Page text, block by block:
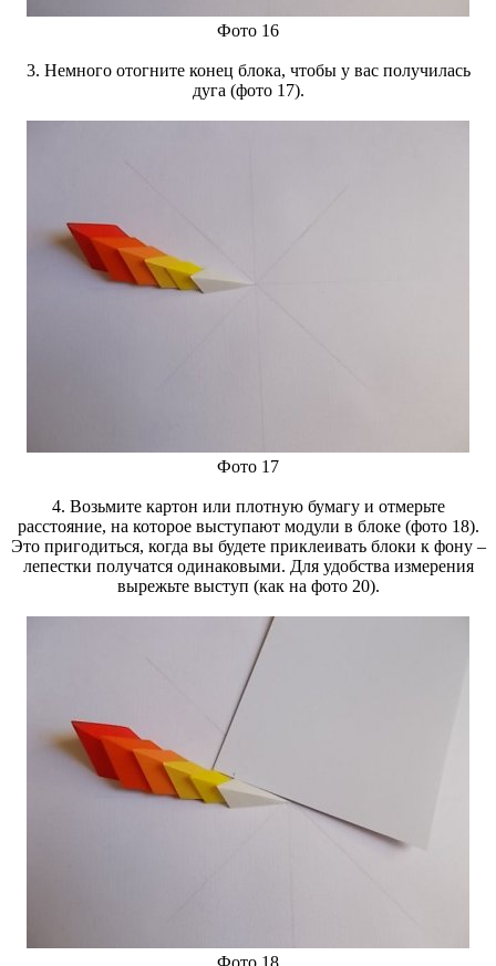
Фото 16
3. Немного отогните конец блока, чтобы у вас получилась
дуга (фото 17).
Фото 17
4. Возьмите картон или плотную бумагу и отмерьте
расстояние, на которое выступают модули в блоке (фото 18).
Это пригодиться, когда вы будете приклеивать блоки к фону –
лепестки получатся одинаковыми. Для удобства измерения
вырежьте выступ (как на фото 20).
Фото 18